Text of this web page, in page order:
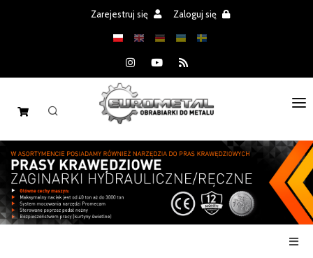
Zarejestruj się Zaloguj się
STRONA GŁÓWNA
MASZYNY
CZĘŚCI